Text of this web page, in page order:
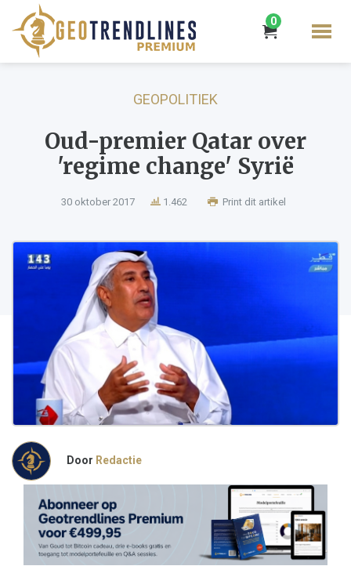
0
GEOPOLITIEK
Oud-premier Qatar over
'regime change' Syrië
30 oktober 2017 1.462 Print dit artikel
Door Redactie